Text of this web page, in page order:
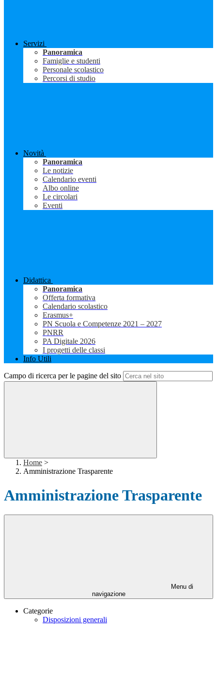
Servizi
Panoramica
Famiglie e studenti
Personale scolastico
Percorsi di studio
Novità
Panoramica
Le notizie
Calendario eventi
Albo online
Le circolari
Eventi
Didattica
Panoramica
Offerta formativa
Calendario scolastico
Erasmus+
PN Scuola e Competenze 2021 – 2027
PNRR
PA Digitale 2026
I progetti delle classi
Info Utili
Campo di ricerca per le pagine del sito
Home >
Amministrazione Trasparente
Amministrazione Trasparente
Menu di
navigazione
Categorie
Disposizioni generali